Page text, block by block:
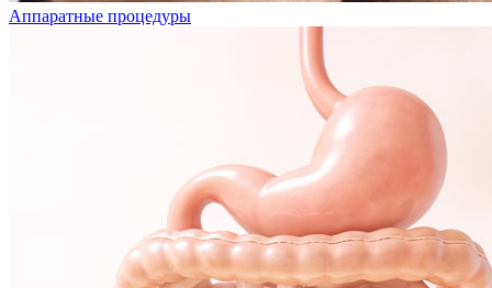
Аппаратные процедуры